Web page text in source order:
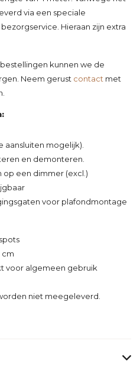
via een speciale
Hieraan zijn extra
kunnen we de
Neem gerust contact met
aansluiten mogelijk).
en demonteren.
op een dimmer (excl.)
voor plafondmontage
cm
voor algemeen gebruik
niet meegeleverd.